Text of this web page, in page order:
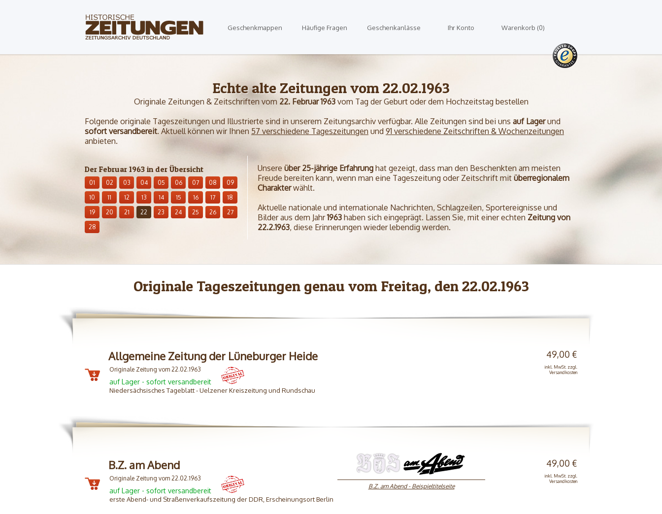
Geschenkmappen Häufige Fragen Geschenkanlässe Ihr Konto Warenkorb (0)
Echte alte Zeitungen vom 22.02.1963
Originale Zeitungen & Zeitschriften vom 22. Februar 1963vom Tag der Geburt oder dem Hochzeitstag bestellen
Folgende originale Tageszeitungen und Illustrierte sind in unserem Zeitungsarchiv verfügbar. Alle Zeitungen sind bei uns auf Lagerund
sofort versandbereit. Aktuell können wir Ihnen 57 verschiedene Tageszeitungen und 91 verschiedene Zeitschriften & Wochenzeitungen
anbieten.
Der Februar 1963 in der Übersicht
01 02 03 04 05 06 07 08
09
10
11 12 13 14 15 16 17
18
19
20 21 22 23 24 25 26
27
28
Unsere über 25-jährige Erfahrung hat gezeigt, dass man den Beschenkten am meisten
Freude bereiten kann, wenn man eine Tageszeitung oder Zeitschrift mit überregionalem
Charakterwählt.
Aktuelle nationale und internationale Nachrichten, Schlagzeilen, Sportereignisse und
Bilder aus dem Jahr1963 haben sich eingeprägt. Lassen Sie, mit einer echten Zeitung von
22.2.1963, diese Erinnerungen wieder lebendig werden.
Originale Tageszeitungen genau vom Freitag, den 22.02.1963
Allgemeine Zeitung der Lüneburger Heide 49,00 €
Originale Zeitung vom 22.02.1963
auf Lager - sofort versandbereit
inkl. MwSt. zzgl.
Versandkosten
Niedersächsisches Tageblatt - Uelzener Kreiszeitung und Rundschau
B.Z. am Abend
B.Z. am Abend - Beispieltitelseite
49,00 €
Originale Zeitung vom 22.02.1963
auf Lager - sofort versandbereit
inkl. MwSt. zzgl.
Versandkosten
erste Abend- und Straßenverkaufszeitung der DDR, Erscheinungsort Berlin